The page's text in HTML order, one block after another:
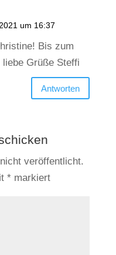
um 16:37
Bis zum
Grüße Steffi
Antworten
veröffentlicht.
*markiert